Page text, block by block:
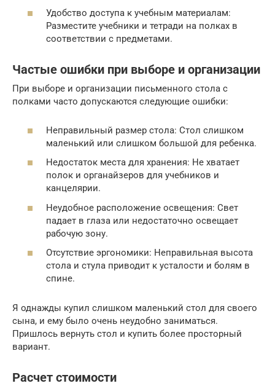
Удобство доступа к учебным материалам:
Разместите учебники и тетради на полках в
соответствии с предметами.
Частые ошибки при выборе и организации
При выборе и организации письменного стола с
полками часто допускаются следующие ошибки:
Неправильный размер стола: Стол слишком
маленький или слишком большой для ребенка.
Недостаток места для хранения: Не хватает
полок и органайзеров для учебников и
канцелярии.
Неудобное расположение освещения: Свет
падает в глаза или недостаточно освещает
рабочую зону.
Отсутствие эргономики: Неправильная высота
стола и стула приводит к усталости и болям в
спине.
Я однажды купил слишком маленький стол для своего
сына, и ему было очень неудобно заниматься.
Пришлось вернуть стол и купить более просторный
вариант.
Расчет стоимости